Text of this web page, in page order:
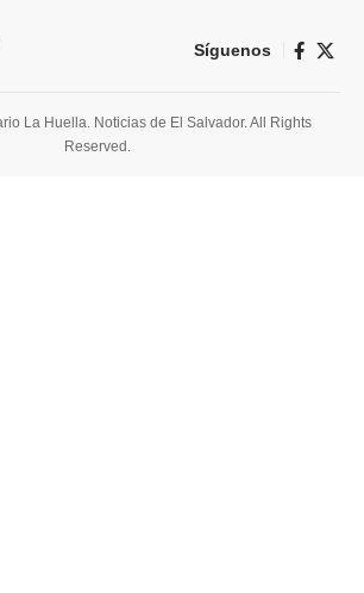
Síguenos
La Huella. Noticias de El Salvador. All Rights
Reserved.